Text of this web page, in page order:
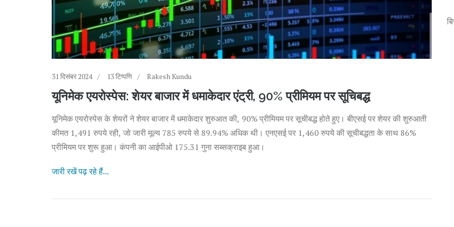
31 दिसंबर 2024 13 टिप्पणि Rakesh Kundu
यूनिमेक एयरोस्पेस: शेयर बाजार में धमाकेदार एंट्री, 90% प्रीमियम पर सूचिबद्ध
यूनिमेक एयरोस्पेस के शेयरों ने शेयर बाजार में धमाकेदार शुरुआत की, 90% प्रीमियम पर सूचीबद्ध होते हुए। बीएसई पर शेयर की शुरुआती
कीमत 1,491 रुपये रही, जो जारी मूल्य 785 रुपये से 89.94% अधिक थी। एनएसई पर 1,460 रुपये की सूचीबद्धता के साथ 86%
प्रीमियम पर शुरू हुआ। कंपनी का आईपीओ 175.31 गुना सब्सक्राइब हुआ।
जारी रखें पढ़ रहे हैं...